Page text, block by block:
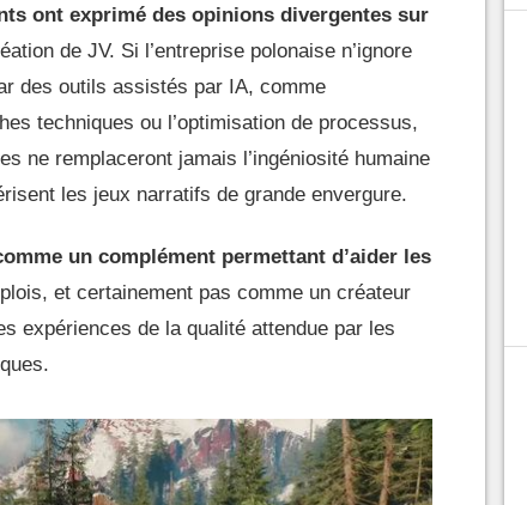
ont exprimé des opinions divergentes sur
de JV. Si l’entreprise polonaise n’ignore
des outils assistés par IA, comme
techniques ou l’optimisation de processus,
ne remplaceront jamais l’ingéniosité humaine
les jeux narratifs de grande envergure.
un complément permettant d’aider les
et certainement pas comme un créateur
expériences de la qualité attendue par les